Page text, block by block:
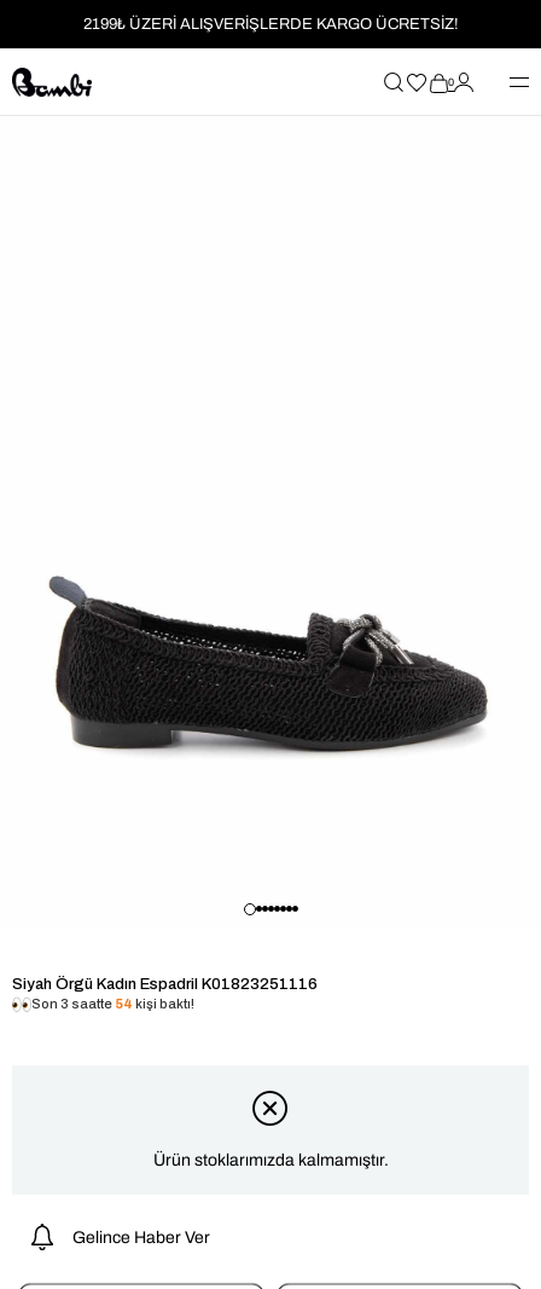
2199₺ ÜZERİ ALIŞVERİŞLERDE KARGO ÜCRETSİZ!
MOBİL UYGULAMAYA ÖZEL İLK ALIŞVERİŞİNİZE %5 İNDİRİM
0
Siyah Örgü Kadın Espadril K01823251116
Son 3 saatte 54 kişi baktı!
Ürün stoklarımızda kalmamıştır.
Gelince Haber Ver